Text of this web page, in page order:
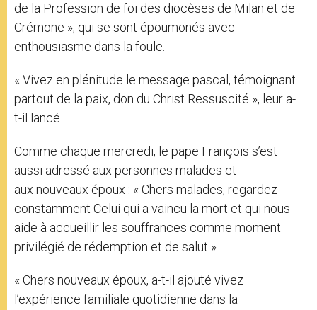
de la Profession de foi des diocèses de Milan et de
Crémone », qui se sont époumonés avec
enthousiasme dans la foule.
« Vivez en plénitude le message pascal, témoignant
partout de la paix, don du Christ Ressuscité », leur a-
t-il lancé.
Comme chaque mercredi, le pape François s’est
aussi adressé aux personnes malades et
aux nouveaux époux : « Chers malades, regardez
constamment Celui qui a vaincu la mort et qui nous
aide à accueillir les souffrances comme moment
privilégié de rédemption et de salut ».
« Chers nouveaux époux, a-t-il ajouté vivez
l’expérience familiale quotidienne dans la